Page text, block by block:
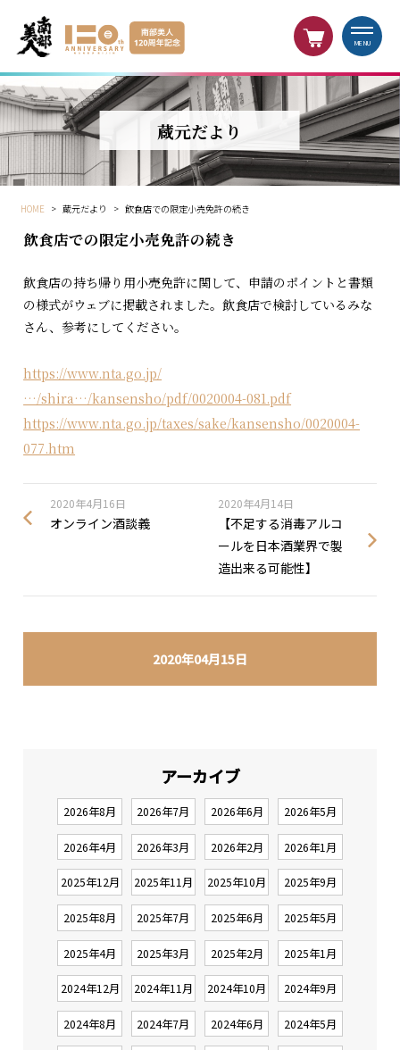
MENU
蔵元だより
HOME > 蔵元だより > 飲食店での限定小売免許の続き
2020年04月15日
飲食店での限定小売免許の続き
飲食店の持ち帰り用小売免許に関して、申請のポイントと書類
の様式がウェブに掲載されました。飲食店で検討しているみな
さん、参考にしてください。
https://www.nta.go.jp/
…/shira…/kansensho/pdf/0020004-081.pdf
https://www.nta.go.jp/taxes/sake/kansensho/0020004-
077.htm
2020年4月16日
オンライン酒談義
2020年4月14日
【不足する消毒アルコ
ールを日本酒業界で製
造出来る可能性】
アーカイブ
2026年8月 2026年7月 2026年6月 2026年5月
2026年4月 2026年3月 2026年2月 2026年1月
2025年12月 2025年11月 2025年10月 2025年9月
2025年8月 2025年7月 2025年6月 2025年5月
2025年4月 2025年3月 2025年2月 2025年1月
2024年12月 2024年11月 2024年10月 2024年9月
2024年8月 2024年7月 2024年6月 2024年5月